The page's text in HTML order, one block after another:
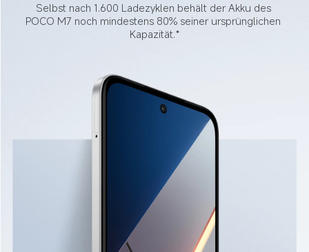
Selbst nach 1.600 Ladezyklen behält der Akku des
POCO M7 noch mindestens 80% seiner ursprünglichen
Kapazität.*